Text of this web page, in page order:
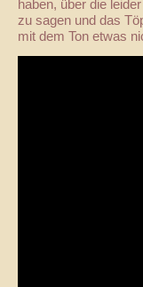
haben, über die
zu sagen und das
mit dem Ton etwas